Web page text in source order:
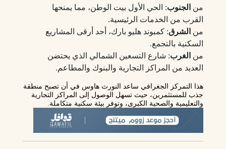
من الجنوب: الحي الأول بيت الوطن، مما يمنحها
القرب من الخدمات الرئيسية.
من الشرق: كمبوند هليو بارك، أحد أرقى المشاريع
السكنية بالتجمع.
من الغرب: شارع التسعين الشمالي الذي يحتضن
العديد من المراكز التجارية والبنوك والمطاعم.
هذا التمركز الجغرافي ساعد النورث هاوس في أن تصبح منطقة
جذب للمستثمرين، حيث تسهل الوصول إلى المراكز التجارية
والتعليمية والصحية الكبرى، وتوفر بيئة سكنية متكاملة.